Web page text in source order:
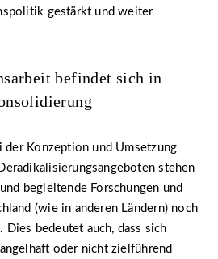
gestärkt und weiter
befindet sich in
der Konzeption und Umsetzung
stehen
begleitende Forschungen und
(wie in anderen Ländern) noch
Dies bedeutet auch, dass sich
oder nicht zielführend